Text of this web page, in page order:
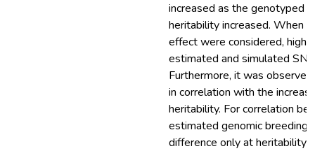
increased as the genotyped
heritability increased. When
effect were considered, high
estimated and simulated
Furthermore, it was
in correlation with the
heritability. For correlation
estimated genomic breeding
difference only at heritability